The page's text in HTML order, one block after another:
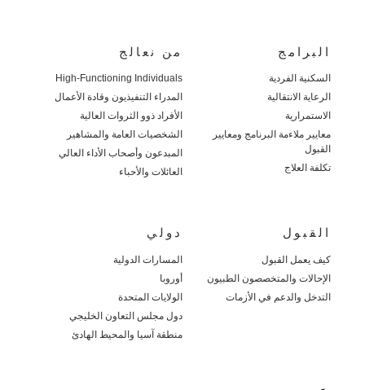
البرامج
السكنية الفردية
الرعاية الانتقالية
الاستمرارية
معايير ملاءمة البرنامج ومعايير
القبول
تكلفة العلاج
من نعالج
High-Functioning Individuals
المدراء التنفيذيون وقادة الأعمال
الأفراد ذوو الثروات العالية
الشخصيات العامة والمشاهير
المبدعون وأصحاب الأداء العالي
العائلات والأحباء
القبول
كيف يعمل القبول
الإحالات والمتخصصون الطبيون
التدخل والدعم في الأزمات
دولي
المسارات الدولية
أوروبا
الولايات المتحدة
دول مجلس التعاون الخليجي
منطقة آسيا والمحيط الهادئ